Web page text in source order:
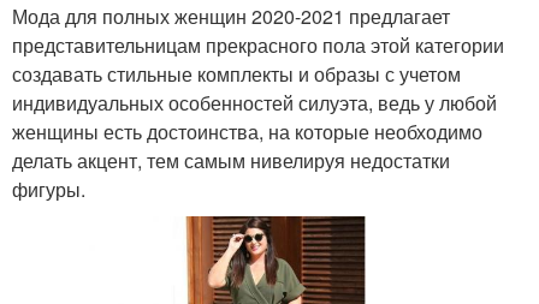
Мода для полных женщин 2020-2021 предлагает
представительницам прекрасного пола этой категории
создавать стильные комплекты и образы с учетом
индивидуальных особенностей силуэта, ведь у любой
женщины есть достоинства, на которые необходимо
делать акцент, тем самым нивелируя недостатки
фигуры.